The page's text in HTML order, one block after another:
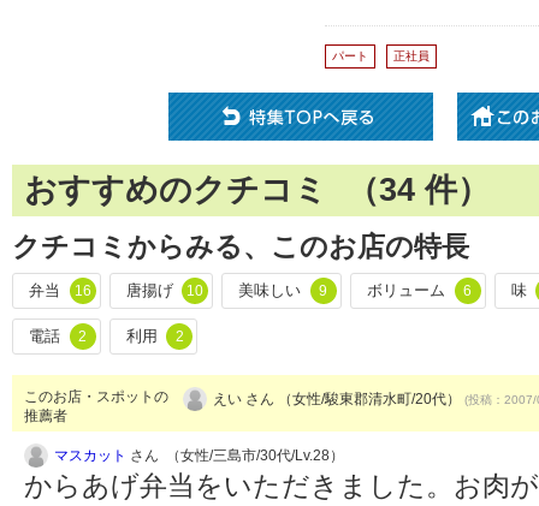
パート 正社員
おすすめのクチコミ （34 件）
クチコミからみる、このお店の特長
弁当 16 唐揚げ 10 美味しい 9 ボリューム 6 味
電話 2 利用 2
このお店・スポットの
推薦者
えい さん （女性/駿東郡清水町/20代） (投稿：
マスカット さん （女性/三島市/30代/Lv.28）
からあげ弁当をいただきました。お肉